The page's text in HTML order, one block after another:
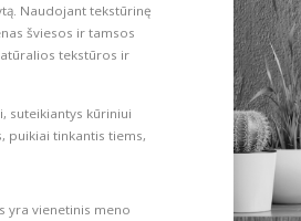
Naudojant tekstūrinę
šviesos ir tamsos
tekstūros ir
suteikiantys kūriniui
puikiai tinkantis tiems,
yra vienetinis meno